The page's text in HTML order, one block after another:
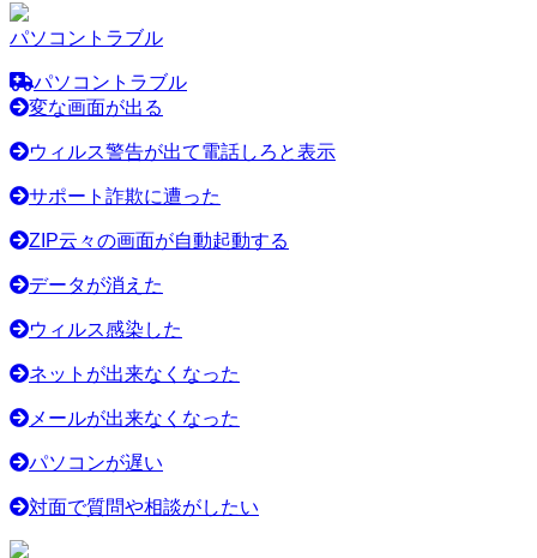
パソコントラブル
パソコントラブル
変な画面が出る
ウィルス警告が出て電話しろと表示
サポート詐欺に遭った
ZIP云々の画面が自動起動する
データが消えた
ウィルス感染した
ネットが出来なくなった
メールが出来なくなった
パソコンが遅い
対面で質問や相談がしたい